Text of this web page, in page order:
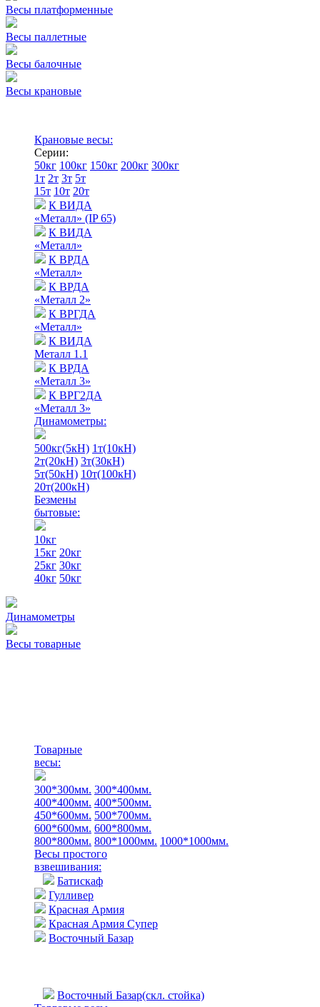
Весы платформенные
Весы паллетные
Весы балочные
Весы крановые
Крановые весы:
Серии:
50кг 100кг 150кг 200кг 300кг
1т 2т 3т 5т
15т 10т 20т
К ВИДА
«Металл» (IP 65)
К ВИДА
«Металл»
К ВРДА
«Металл»
К ВРДА
«Металл 2»
К ВРГДА
«Металл»
К ВИДА
Металл 1.1
К ВРДА
«Металл 3»
К ВРГ2ДА
«Металл 3»
Динамометры:
500кг(5кН) 1т(10кН)
2т(20кН) 3т(30кН)
5т(50кН) 10т(100кН)
20т(200кН)
Безмены
бытовые:
10кг
15кг 20кг
25кг 30кг
40кг 50кг
Динамометры
Весы товарные
Товарные
весы:
300*300мм. 300*400мм.
400*400мм. 400*500мм.
450*600мм. 500*700мм.
600*600мм. 600*800мм.
800*800мм. 800*1000мм. 1000*1000мм.
Весы простого
взвешивания:
Батискаф
Гулливер
Красная Армия
Красная Армия Супер
Восточный Базар
Восточный Базар(скл. стойка)